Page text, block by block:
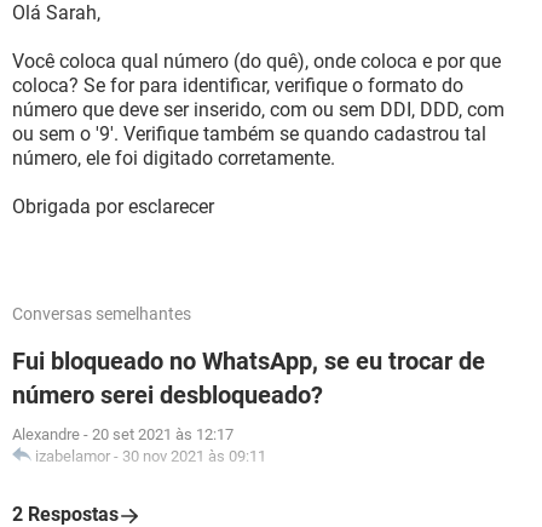
Olá Sarah,
Você coloca qual número (do quê), onde coloca e por que
coloca? Se for para identificar, verifique o formato do
número que deve ser inserido, com ou sem DDI, DDD, com
ou sem o '9'. Verifique também se quando cadastrou tal
número, ele foi digitado corretamente.
Obrigada por esclarecer
Conversas semelhantes
Fui bloqueado no WhatsApp, se eu trocar de
número serei desbloqueado?
Alexandre - 20 set 2021 às 12:17
izabelamor - 30 nov 2021 às 09:11
2 Respostas